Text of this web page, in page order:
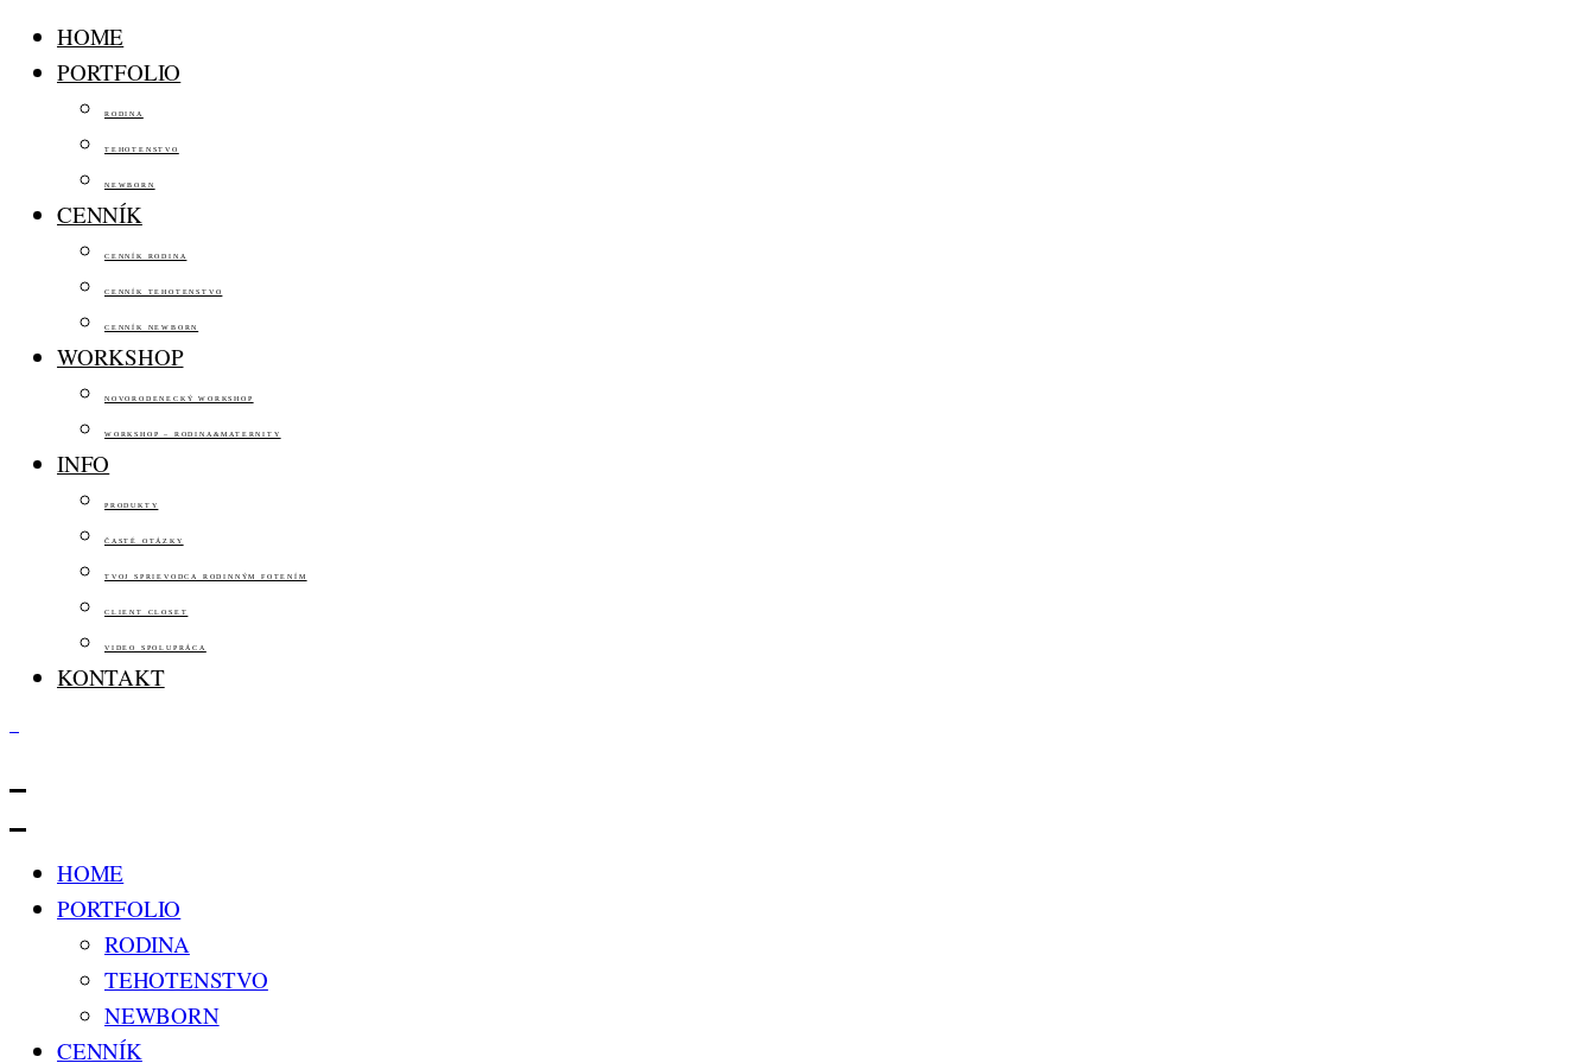
HOME
PORTFOLIO
RODINA
TEHOTENSTVO
NEWBORN
CENNÍK
CENNÍK RODINA
CENNÍK TEHOTENSTVO
CENNÍK NEWBORN
WORKSHOP
NOVORODENECKÝ WORKSHOP
WORKSHOP – RODINA&MATERNITY
INFO
PRODUKTY
ČASTÉ OTÁZKY
TVOJ SPRIEVODCA RODINNÝM FOTENÍM
CLIENT CLOSET
VIDEO SPOLUPRÁCA
KONTAKT
HOME
PORTFOLIO
RODINA
TEHOTENSTVO
NEWBORN
CENNÍK